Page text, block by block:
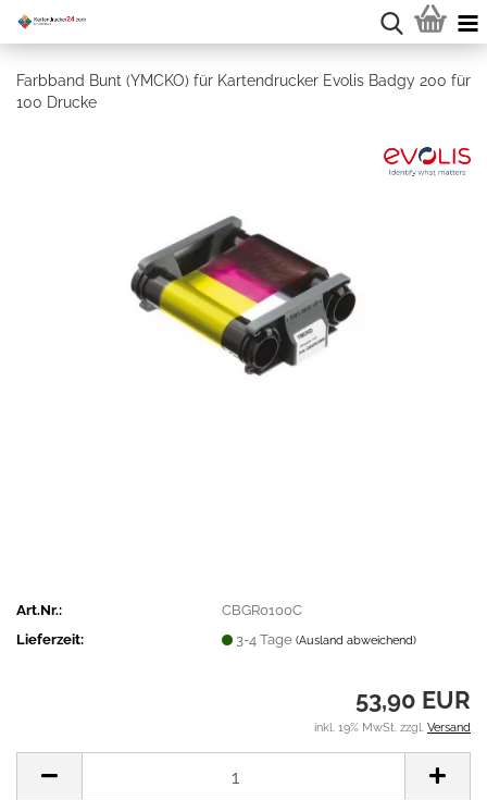
Farbband Bunt (YMCKO) für Kartendrucker Evolis Badgy 200 für
100 Drucke
Art.Nr.:
CBGR0100C
Lieferzeit:
3-4 Tage(Ausland abweichend)
53,90 EUR
inkl. 19% MwSt. zzgl. Versand